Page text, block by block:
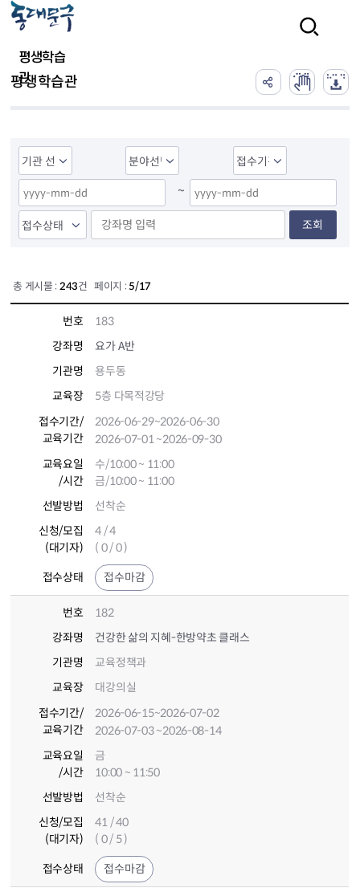
평생학습
관
평생학습관
~
조회
총 게시물 : 243건 페이지 : 5/17
번호
183
강좌명
요가 A반
기관명
용두동
교육장
5층 다목적강당
접수기간/
교육기간
2026-06-29~2026-06-30
2026-07-01~2026-09-30
교육요일
/시간
수/10:00 ~ 11:00
금/10:00 ~ 11:00
선발방법
선착순
신청/모집
(대기자)
4 / 4
( 0 / 0 )
접수상태 접수마감
번호
182
강좌명
건강한 삶의 지혜-한방약초 클래스
기관명
교육정책과
교육장
대강의실
접수기간/
교육기간
2026-06-15~2026-07-02
2026-07-03~2026-08-14
교육요일
/시간
금
10:00 ~ 11:50
선발방법
선착순
신청/모집
(대기자)
41 / 40
( 0 / 5 )
접수상태 접수마감